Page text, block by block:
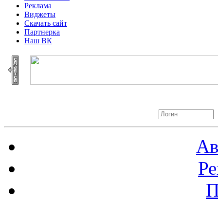
Реклама
Виджеты
Скачать сайт
Партнерка
Наш ВК